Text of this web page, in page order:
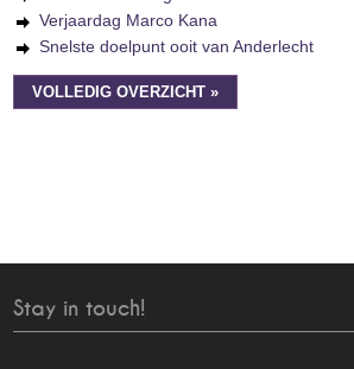
Verjaardag Marco Kana
Snelste doelpunt ooit van Anderlecht
VOLLEDIG OVERZICHT »
Stay in touch!